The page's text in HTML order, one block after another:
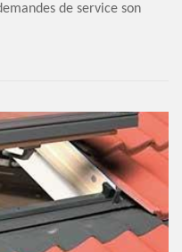
de service son